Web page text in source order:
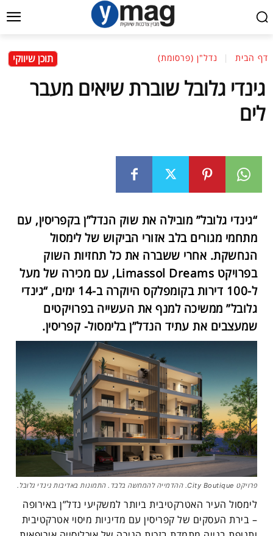
דף הבית נדל"ן (פרסומת) תוכן שיווקי
גינדי גלובל שוברת שיאים מעבר
לים
“גינדי גלובל” מובילה את שוק הנדל”ן בקפריסין, עם
מתחמי מגורים בלב אזורי הביקוש של לימסול
הנחשקת. אחרי ששברה את כל תחזיות השוק
בפרויקט Limassol Dreams, עם מכירה של מעל
ל-100 דירות בקומפלקס היוקרה ב-14 ימים, “גינדי
גלובל” ממשיכה למנף את העשייה בפרויקטים
שמעצבים את עתיד הנדל”ן בלימסול- קפריסין.
פרויקט City Boutique. ההדמייה להמחשה בלבד. התמונות באדיבות גינדי גלובל.
לימסול העיר האטרקטיבית ביותר למשקיעי נדל”ן באירופה
– בירת העסקים של קפריסין עם מדיניות מיסוי אטרקטיבית